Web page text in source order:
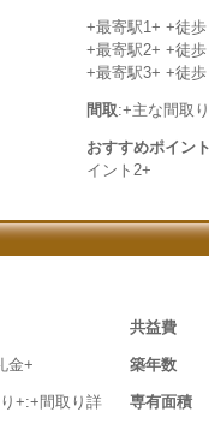
+最寄駅1+ +徒
+最寄駅2+ +徒
+最寄駅3+ +徒
間取:+主な間取
おすすめポイン
イント2+
共益費
金+ 築年数
+:+間取り詳
専有面積